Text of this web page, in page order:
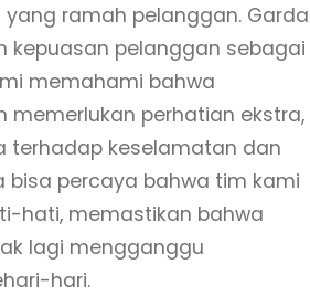
ramah pelanggan. Garda
kepuasan pelanggan sebagai
memahami bahwa
memerlukan perhatian ekstra,
terhadap keselamatan dan
bisa percaya bahwa tim kami
hati, memastikan bahwa
lagi mengganggu
hari.